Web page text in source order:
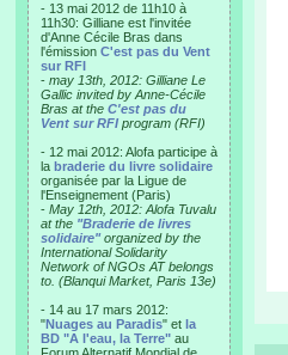
- 13 mai 2012 de 11h10 à
11h30: Gilliane est l'invitée
d'Anne Cécile Bras dans
l'émission C'est pas du Vent
sur RFI
- may 13th, 2012: Gilliane Le
Gallic invited by Anne-Cécile
Bras at the C'est pas du
Vent sur RFI program (RFI)
- 12 mai 2012: Alofa participe à
la braderie du livre solidaire
organisée par la Ligue de
l'Enseignement (Paris)
- May 12th, 2012: Alofa Tuvalu
at the "Braderie de livres
solidaire"organized by the
International Solidarity
Network of NGOs AT belongs
to. (Blanqui Market, Paris 13e)
- 14 au 17 mars 2012:
"Nuages au Paradis" et la
BD "A l'eau, la Terre" au